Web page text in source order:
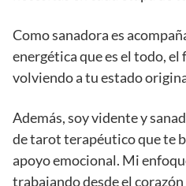
Como sanadora es
energética que es el todo, el
volviendo a tu estado
Además, soy vidente y
de tarot terapéutico que te
apoyo emocional. Mi
trabajando desde el corazón